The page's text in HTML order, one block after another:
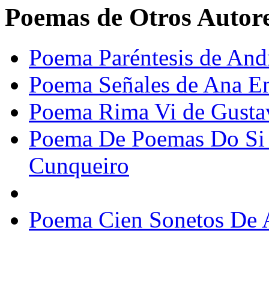
Poemas de Otros
Poema Paréntesis de
Poema Señales de Ana
Poema Rima Vi de
Poema De Poemas Do
Cunqueiro
Poema Cien Sonetos